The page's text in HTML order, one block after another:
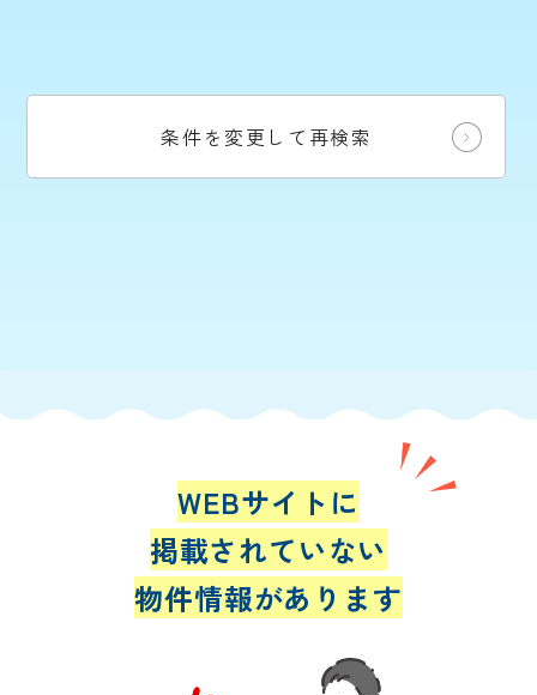
条件を変更して再検索
WEBサイトに
掲載されていない
物件情報があります